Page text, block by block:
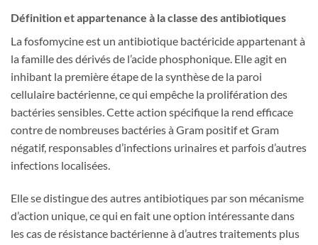
Définition et appartenance à la classe des antibiotiques
La fosfomycine est un antibiotique bactéricide appartenant à
la famille des dérivés de l’acide phosphonique. Elle agit en
inhibant la première étape de la synthèse de la paroi
cellulaire bactérienne, ce qui empêche la prolifération des
bactéries sensibles. Cette action spécifique la rend efficace
contre de nombreuses bactéries à Gram positif et Gram
négatif, responsables d’infections urinaires et parfois d’autres
infections localisées.
Elle se distingue des autres antibiotiques par son mécanisme
d’action unique, ce qui en fait une option intéressante dans
les cas de résistance bactérienne à d’autres traitements plus